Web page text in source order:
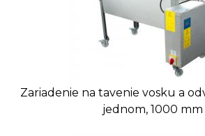
Nerezový cedník
Nerezové veko
Nerezový stojan na
VIDEO:
Zariadenie na tavenie vosku a
jednom, 1000 mm